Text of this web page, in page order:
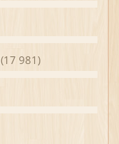
(17 981)